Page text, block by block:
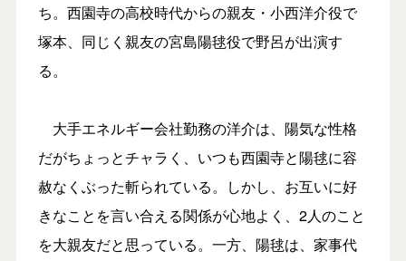
ち。西園寺の高校時代からの親友・小西洋介役で
塚本、同じく親友の宮島陽毬役で野呂が出演す
る。
大手エネルギー会社勤務の洋介は、陽気な性格
だがちょっとチャラく、いつも西園寺と陽毬に容
赦なくぶった斬られている。しかし、お互いに好
きなことを言い合える関係が心地よく、2人のこと
を大親友だと思っている。一方、陽毬は、家事代